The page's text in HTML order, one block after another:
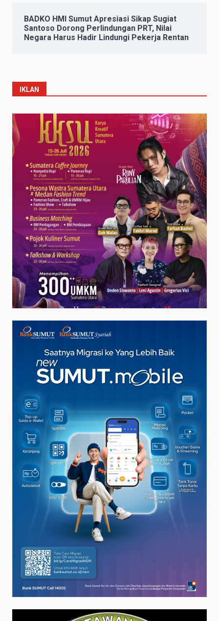
BADKO HMI Sumut Apresiasi Sikap Sugiat
Santoso Dorong Perlindungan PRT, Nilai
Negara Harus Hadir Lindungi Pekerja Rentan
IKLAN